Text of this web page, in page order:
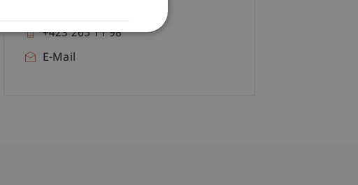
+423 265 11 98
E-Mail